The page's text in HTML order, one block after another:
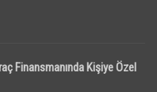
Finansmanında Kişiye Özel